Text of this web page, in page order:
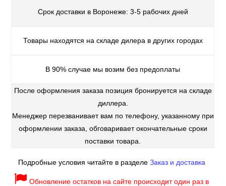
Срок доставки в Воронеже: 3-5 рабочих дней
Товары находятся на складе дилера в других городах
В 90% случае мы возим без предоплаты
После оформления заказа позиция бронируется на складе
диллера.
Менеджер перезванивает вам по телефону, указанному при
оформлении заказа, обговаривает окончательные сроки
поставки товара.
Подробные условия читайте в разделе Заказ и доставка
Обновление остатков на сайте происходит один раз в